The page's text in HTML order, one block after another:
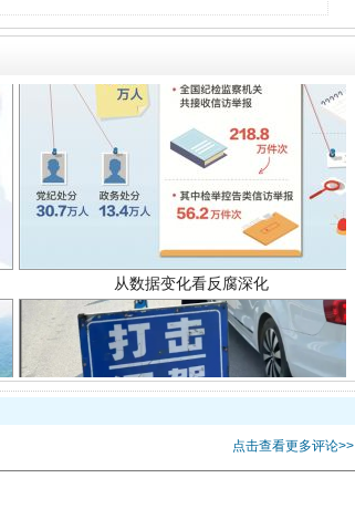
从数据变化看反腐深化
酒驾未被当场查获能处罚吗点击查看更多评论>>